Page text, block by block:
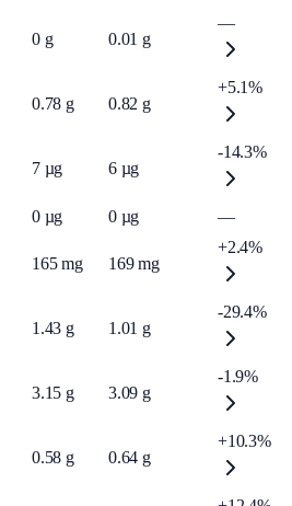
0 g 0.01 g
—
0.78 g 0.82 g
+5.1%
7 µg 6 µg
-14.3%
0 µg 0 µg —
165 mg 169 mg
+2.4%
1.43 g 1.01 g
-29.4%
3.15 g 3.09 g
-1.9%
0.58 g 0.64 g
+10.3%